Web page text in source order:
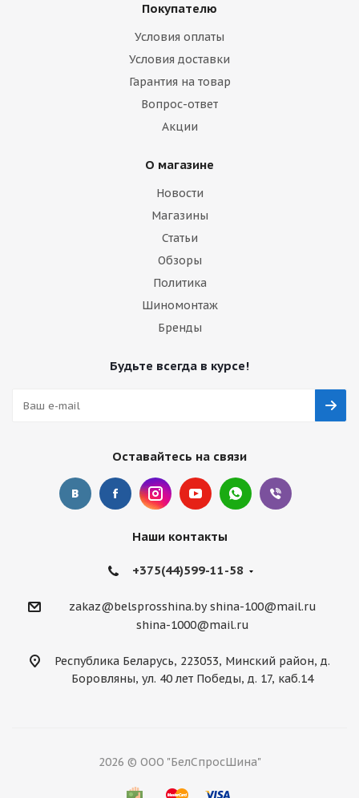
Покупателю
Условия оплаты
Условия доставки
Гарантия на товар
Вопрос-ответ
Акции
О магазине
Новости
Магазины
Статьи
Обзоры
Политика
Шиномонтаж
Бренды
Будьте всегда в курсе!
Оставайтесь на связи
Наши контакты
+375(44)599-11-58
zakaz@belsprosshina.by shina-100@mail.ru
shina-1000@mail.ru
Республика Беларусь, 223053, Минский район, д.
Боровляны, ул. 40 лет Победы, д. 17, каб.14
2026 © ООО "БелСпросШина"